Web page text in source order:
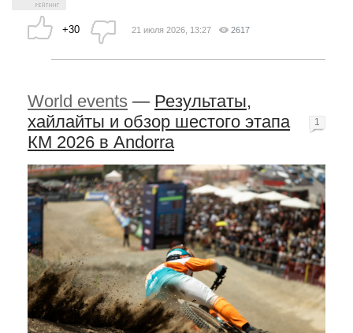
+30 21 июля 2026, 13:27 2617
World events — Результаты,
хайлайты и обзор шестого этапа
КМ 2026 в Andorra
1